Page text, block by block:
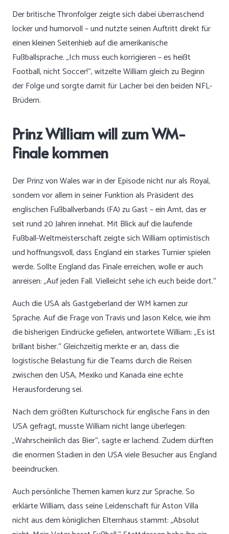
Der britische Thronfolger zeigte sich dabei überraschend
locker und humorvoll – und nutzte seinen Auftritt direkt für
einen kleinen Seitenhieb auf die amerikanische
Fußballsprache. „Ich muss euch korrigieren – es heißt
Football, nicht Soccer!“, witzelte William gleich zu Beginn
der Folge und sorgte damit für Lacher bei den beiden NFL-
Brüdern.
Prinz William will zum WM-
Finale kommen
Der Prinz von Wales war in der Episode nicht nur als Royal,
sondern vor allem in seiner Funktion als Präsident des
englischen Fußballverbands (FA) zu Gast – ein Amt, das er
seit rund 20 Jahren innehat. Mit Blick auf die laufende
Fußball-Weltmeisterschaft zeigte sich William optimistisch
und hoffnungsvoll, dass England ein starkes Turnier spielen
werde. Sollte England das Finale erreichen, wolle er auch
anreisen: „Auf jeden Fall. Vielleicht sehe ich euch beide dort.“
Auch die USA als Gastgeberland der WM kamen zur
Sprache. Auf die Frage von Travis und Jason Kelce, wie ihm
die bisherigen Eindrücke gefielen, antwortete William: „Es ist
brillant bisher.“ Gleichzeitig merkte er an, dass die
logistische Belastung für die Teams durch die Reisen
zwischen den USA, Mexiko und Kanada eine echte
Herausforderung sei.
Nach dem größten Kulturschock für englische Fans in den
USA gefragt, musste William nicht lange überlegen:
„Wahrscheinlich das Bier“, sagte er lachend. Zudem dürften
die enormen Stadien in den USA viele Besucher aus England
beeindrucken.
Auch persönliche Themen kamen kurz zur Sprache. So
erklärte William, dass seine Leidenschaft für Aston Villa
nicht aus dem königlichen Elternhaus stammt: „Absolut